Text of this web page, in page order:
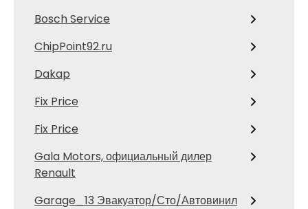
Bosch Service
ChipPoint92.ru
Dakap
Fix Price
Fix Price
Gala Motors, официальный дилер
Renault
Garage_13 Эвакуатор/Сто/Автовинил